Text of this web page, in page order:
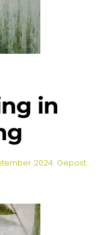
in
2024. Gepost